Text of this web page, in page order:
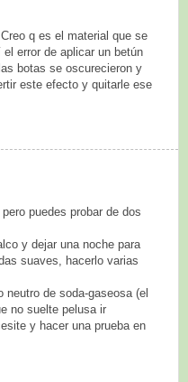
q es el material que se
error de aplicar un betún
botas se oscurecieron y
este efecto y quitarle ese
puedes probar de dos
y dejar una noche para
suaves, hacerlo varias
neutro de soda-gaseosa (el
no suelte pelusa ir
y hacer una prueba en